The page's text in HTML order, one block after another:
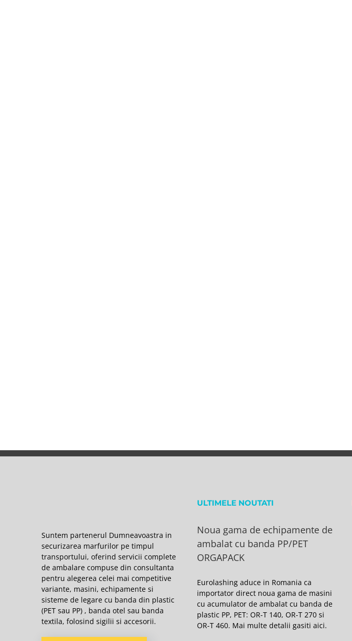
Suntem partenerul Dumneavoastra in
securizarea marfurilor pe timpul
transportului, oferind servicii complete
de ambalare compuse din consultanta
pentru alegerea celei mai competitive
variante, masini, echipamente si
sisteme de legare cu banda din plastic
(PET sau PP) , banda otel sau banda
textila, folosind sigilii si accesorii.
ULTIMELE NOUTATI
Noua gama de echipamente de
ambalat cu banda PP/PET
ORGAPACK
Eurolashing aduce in Romania ca
importator direct noua gama de masini
cu acumulator de ambalat cu banda de
plastic PP, PET: OR-T 140, OR-T 270 si
OR-T 460. Mai multe detalii gasiti aici.